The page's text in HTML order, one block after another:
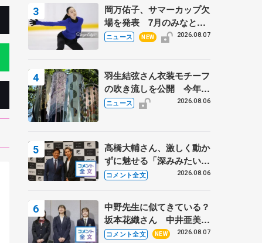
岡万佑子、サマーカップ欠
場を発表 7月のみなとア
クルス杯は腰痛の影響で
ニュース NEW 2026.08.07
羽生結弦さん衣装モチーフ
の吹き流しを公開 今年は
「春よ、来い」、仙台の瑞
ニュース 2026.08.06
高橋大輔さん、激しく動か
ずに魅せる「深みみたいな
ものは出てきている？」
あい
コメント全文 2026.08.06
中野先生に似てきている？
坂本花織さん 中井亜美は
クリケットのサマーキャン
コメント全文 NEW 2026.08.07